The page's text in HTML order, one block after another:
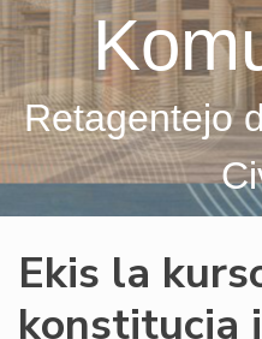
Retagentejo
Ekis la
konstitucia